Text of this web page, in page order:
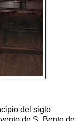
del siglo